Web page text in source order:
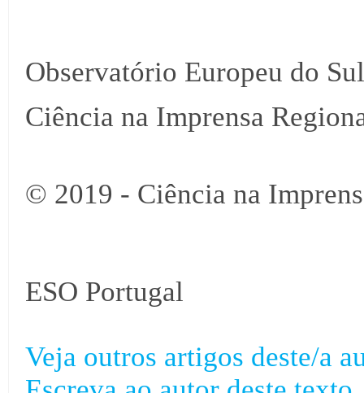
Observatório Europeu do Sul
Ciência na Imprensa
© 2019 - Ciência na
ESO Portugal
Veja outros artigos deste/a